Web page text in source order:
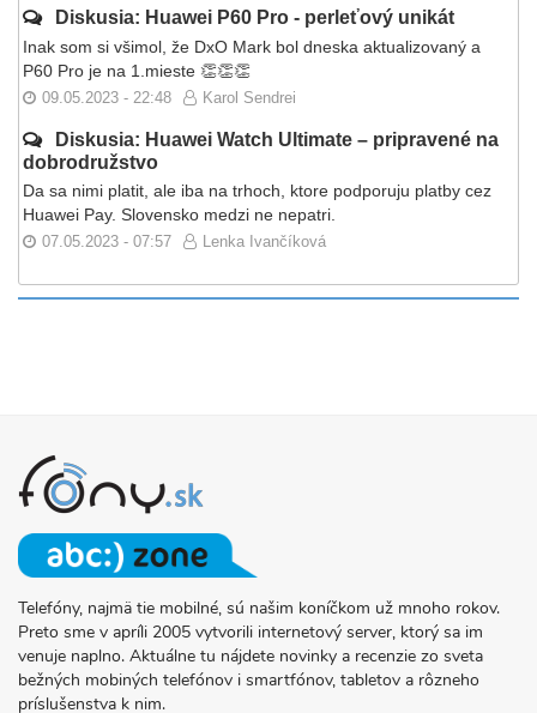
Diskusia: Huawei P60 Pro - perleťový unikát
Inak som si všimol, že DxO Mark bol dneska aktualizovaný a
P60 Pro je na 1.mieste 👏👏👏
09.05.2023 - 22:48 Karol Sendrei
Diskusia: Huawei Watch Ultimate – pripravené na
dobrodružstvo
Da sa nimi platit, ale iba na trhoch, ktore podporuju platby cez
Huawei Pay. Slovensko medzi ne nepatri.
07.05.2023 - 07:57 Lenka Ivančíková
O
PROJEKTE
FONY.SK
Telefóny, najmä tie mobilné, sú našim koníčkom už mnoho rokov.
Preto sme v apríli 2005 vytvorili internetový server, ktorý sa im
venuje naplno. Aktuálne tu nájdete novinky a recenzie zo sveta
bežných mobiných telefónov i smartfónov, tabletov a rôzneho
príslušenstva k nim.